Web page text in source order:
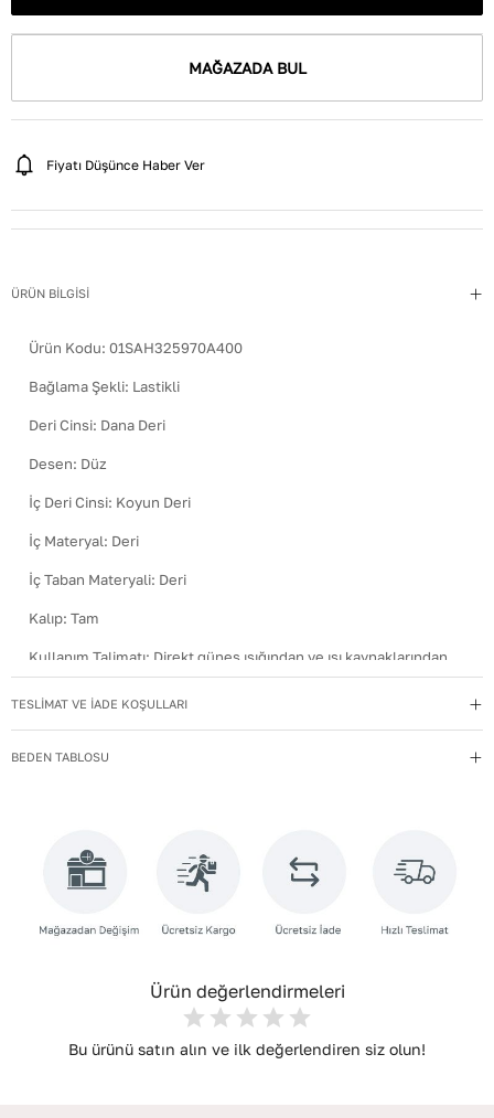
MAĞAZADA BUL
Fiyatı Düşünce Haber Ver
ÜRÜN BİLGİSİ
Ürün Kodu: 01SAH325970A400
Bağlama Şekli: Lastikli
Deri Cinsi: Dana Deri
Desen: Düz
İç Deri Cinsi: Koyun Deri
İç Materyal: Deri
İç Taban Materyali: Deri
Kalıp: Tam
Kullanım Talimatı: Direkt güneş ışığından ve ısı kaynaklarından
uzak tutun.
Hakiki Deri
Menşei:Türkiye
Topuk Tipi:Düz Topuklu
arındırın. Hafif nemli bezle silin, doğal olarak kurumasını
TESLİMAT VE İADE KOŞULLARI
BEDEN TABLOSU
Ürün değerlendirmeleri
Bu ürünü satın alın ve ilk değerlendiren siz olun!